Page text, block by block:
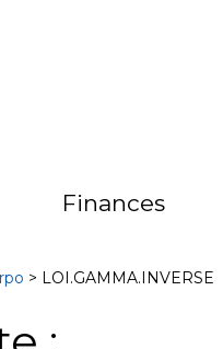
Finances
> LOI.GAMMA.INVERSE